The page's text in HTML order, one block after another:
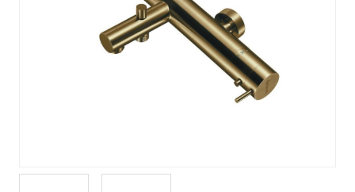
Voedselrestenvermalers